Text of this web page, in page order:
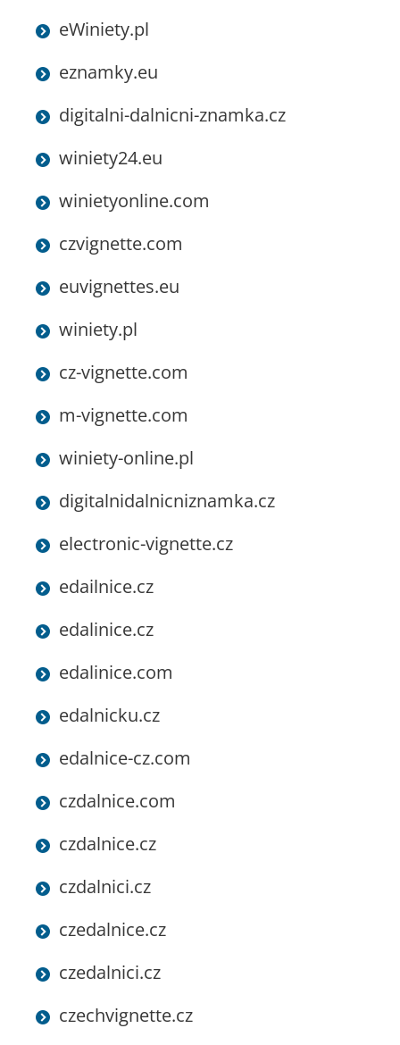
​eWiniety.pl
eznamky.eu
digitalni-dalnicni-znamka.cz
winiety24.eu
winietyonline.com
czvignette.com
euvignettes.eu
winiety.pl
cz-vignette.com
m-vignette.com
winiety-online.pl
digitalnidalnicniznamka.cz
electronic-vignette.cz
edailnice.cz
edalinice.cz
edalinice.com
edalnicku.cz
edalnice-cz.com
czdalnice.com
czdalnice.cz
czdalnici.cz
czedalnice.cz
czedalnici.cz
czechvignette.cz